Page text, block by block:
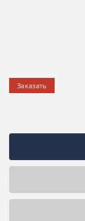
Заказать